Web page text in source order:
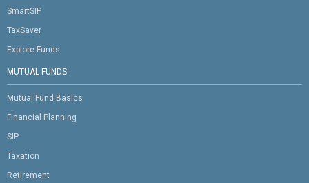
SmartSIP
TaxSaver
Explore Funds
MUTUAL FUNDS
Mutual Fund Basics
Financial Planning
SIP
Taxation
Retirement